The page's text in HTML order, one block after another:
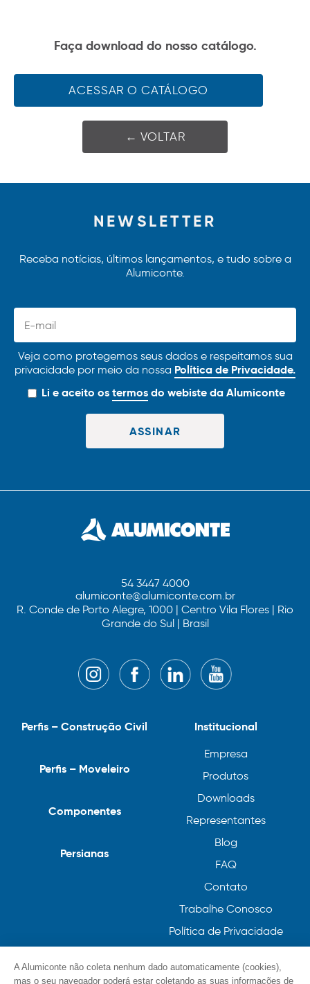
Faça download do nosso catálogo.
ACESSAR O CATÁLOGO
← VOLTAR
NEWSLETTER
Receba notícias, últimos lançamentos, e tudo sobre a
Alumiconte.
Veja como protegemos seus dados e respeitamos sua
privacidade por meio da nossa Política de Privacidade.
Li e aceito ostermosdo webiste da Alumiconte
54 3447 4000
alumiconte@alumiconte.com.br
R. Conde de Porto Alegre, 1000 | Centro Vila Flores | Rio
Grande do Sul | Brasil
Institucional
Empresa
Produtos
Downloads
Representantes
Blog
FAQ
Contato
Trabalhe Conosco
Política de Privacidade
Perfis – Construção Civil
Perfis – Moveleiro
Componentes
Persianas
A Alumiconte não coleta nenhum dado automaticamente (cookies),
mas o seu navegador poderá estar coletando as suas informações de